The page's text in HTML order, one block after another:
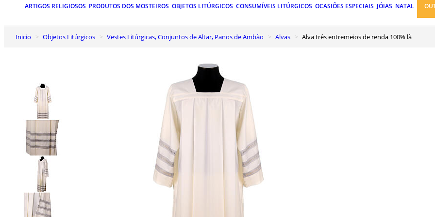
ARTIGOS RELIGIOSOS PRODUTOS DOS MOSTEIROS OBJETOS LITÚRGICOS CONSUMÍVEIS LITÚRGICOS OCASIÕES ESPECIAIS JÓIAS NATAL
Inicio Objetos Litúrgicos Vestes Litúrgicas, Conjuntos de Altar, Panos de Ambão Alvas Alva três entremeios de renda 100% lã